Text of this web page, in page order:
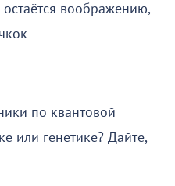
воображению,
по квантовой
или генетике? Дайте,